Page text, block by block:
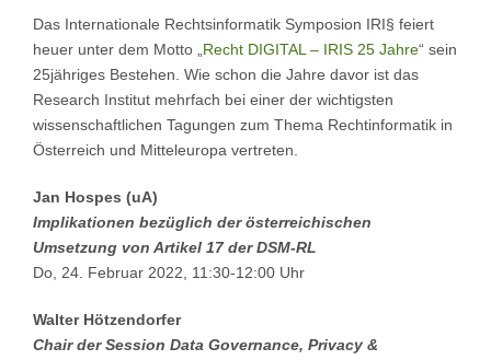
Das Internationale Rechtsinformatik Symposion IRI§ feiert
heuer unter dem Motto „ Recht DIGITAL – IRIS 25 Jahre“ sein
25jähriges Bestehen. Wie schon die Jahre davor ist das
Research Institut mehrfach bei einer der wichtigsten
wissenschaftlichen Tagungen zum Thema Rechtinformatik in
Österreich und Mitteleuropa vertreten.
Jan Hospes (uA)
Implikationen bezüglich der österreichischen
Umsetzung von Artikel 17 der DSM-RL
Do, 24. Februar 2022, 11:30-12:00 Uhr
Walter Hötzendorfer
Chair der Session Data Governance, Privacy &